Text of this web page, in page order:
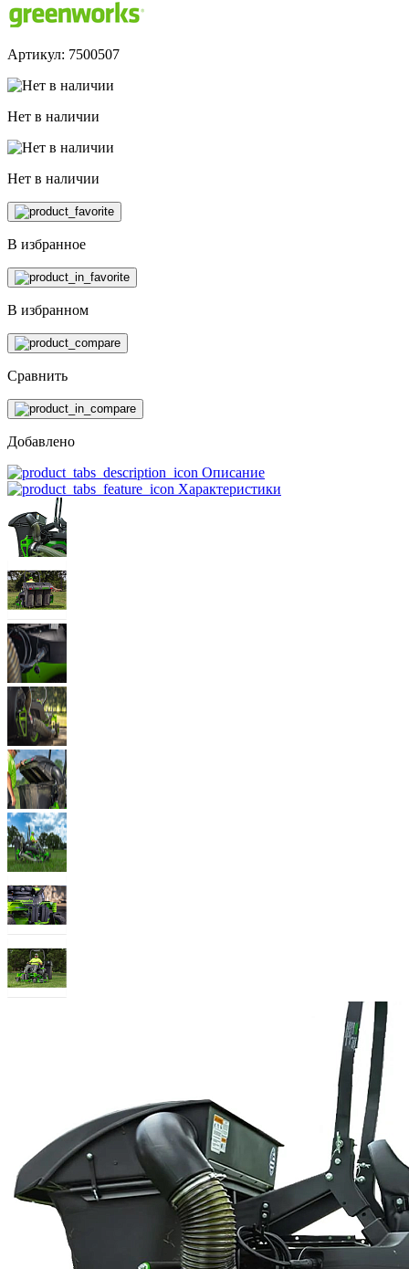
Артикул: 7500507
Нет в наличии
Нет в наличии
В избранное
В избранном
Сравнить
Добавлено
Описание
Характеристики